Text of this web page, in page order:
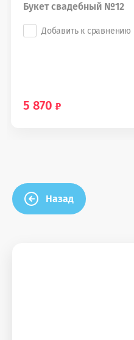
Букет свадебный №12
Добавить к сравнению
5 870
Назад